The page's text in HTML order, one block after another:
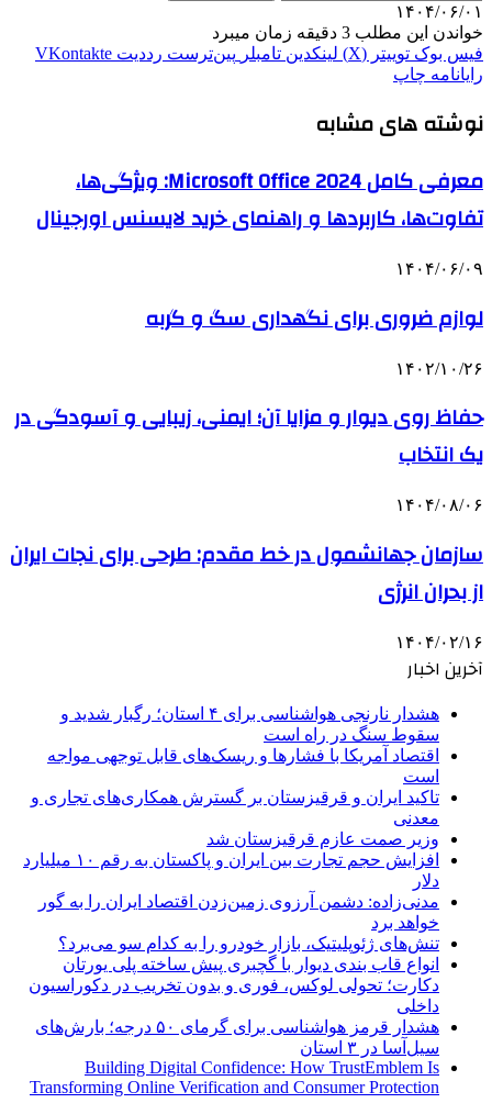
۱۴۰۴/۰۶/۰۱
خواندن این مطلب 3 دقیقه زمان میبرد
فیس بوک توییتر (X) لینکدین ‫تامبلر ‫پین‌ترست ‫رددیت ‫VKontakte
رایانامه چاپ
نوشته های مشابه
معرفی کامل Microsoft Office 2024: ویژگی‌ها،
تفاوت‌ها، کاربردها و راهنمای خرید لایسنس اورجینال
۱۴۰۴/۰۶/۰۹
لوازم ضروری برای نگهداری سگ و گربه
۱۴۰۲/۱۰/۲۶
حفاظ روی دیوار و مزایا آن؛ ایمنی، زیبایی و آسودگی در
یک انتخاب
۱۴۰۴/۰۸/۰۶
سازمان جهانشمول در خط مقدم: طرحی برای نجات ایران
از بحران انرژی
۱۴۰۴/۰۲/۱۶
آخرین اخبار
هشدار نارنجی هواشناسی برای ۴ استان؛ رگبار شدید و
سقوط سنگ در راه است
اقتصاد آمریکا با فشارها و ریسک‌های قابل توجهی مواجه
است
تاکید ایران و قرقیزستان بر گسترش همکاری‌های تجاری و
معدنی
وزیر صمت عازم قرقیزستان شد
افزایش حجم تجارت بین ایران و پاکستان به رقم ۱۰ میلیارد
دلار
مدنی‌زاده: دشمن آرزوی زمین‌زدن اقتصاد ایران را به گور
خواهد برد
تنش‌های ژئوپلیتیک، بازار خودرو را به کدام سو می‌برد؟
انواع قاب بندی دیوار با گچبری پیش ساخته پلی یورتان
دکارت؛ تحولی لوکس، فوری و بدون تخریب در دکوراسیون
داخلی
هشدار قرمز هواشناسی برای گرمای ۵۰ درجه؛ بارش‌های
سیل‌آسا در ۳ استان
Building Digital Confidence: How TrustEmblem Is
Transforming Online Verification and Consumer Protection